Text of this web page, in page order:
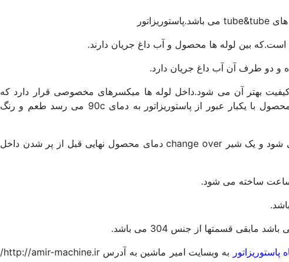
و دو طرف آن آب داغ جریان دارد.
بهتر آن می شود.داخل لوله ها میکسرهای مخصوصی قرار دارد که
باعث Mix شدن محصول می گردد. در این روش محصول با یکبار عبور از پاستوریزاتور به دمای 90c می رسد طعم و رنگ
دمای آب داغ به وسیله شیر تدریجی بخار کنترل می شود و یک شیر change over دمای محصول نهایی قبل از پر شدن داخل
به وبسایت امیر ماشین به آدرس http://amir-machine.ir/